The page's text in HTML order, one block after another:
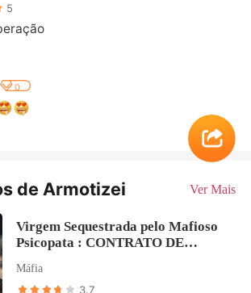
5
0
de Armotizei Ver Mais
Virgem Sequestrada pelo Mafioso
Psicopata : CONTRATO DE
Máfia
3.7